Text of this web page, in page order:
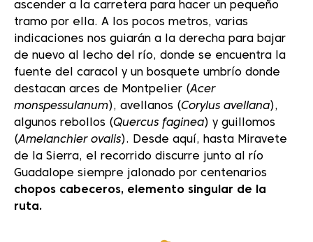
ascender a la carretera para hacer un pequeño
tramo por ella. A los pocos metros, varias
indicaciones nos guiarán a la derecha para bajar
de nuevo al lecho del río, donde se encuentra la
fuente del caracol y un bosquete umbrío donde
destacan arces de Montpelier (Acer
monspessulanum), avellanos (Corylus avellana),
algunos rebollos (Quercus faginea) y guillomos
(Amelanchier ovalis). Desde aquí, hasta Miravete
de la Sierra, el recorrido discurre junto al río
Guadalope siempre jalonado por centenarios
chopos cabeceros, elemento singular de la
ruta.